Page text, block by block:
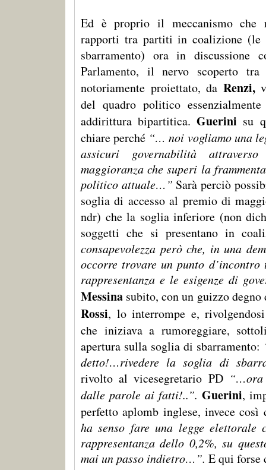
Ed è proprio il meccanismo che
rapporti tra partiti in coalizione (le
sbarramento) ora in discussione
Parlamento, il nervo scoperto
notoriamente proiettato, da Renzi,
del quadro politico
addirittura bipartitica.Guerini su
chiare perché “… noi vogliamo una
assicuri governabilità
maggioranza che superi la
politico attuale…” Sarà perciò
soglia di accesso al premio di
ndr) che la soglia inferiore (non
soggetti che si presentano in
consapevolezza però che, in una
occorre trovare un punto d’incontro
rappresentanza e le esigenze di
Messina subito, con un guizzo
Rossi, lo interrompe e,
che iniziava a rumoreggiare,
apertura sulla soglia di sbarramento:
detto!…rivedere la soglia di
rivolto al vicesegretario PD “…ora
dalle parole ai fatti!..”. Guerini,
perfetto aplomb inglese, invece
ha senso fare una legge elettorale
rappresentanza dello 0,2%, su
mai un passo indietro…”. E qui forse